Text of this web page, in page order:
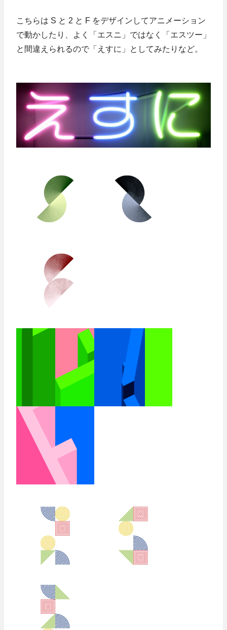
こちらは S と 2 と F をデザインしてアニメーション
で動かしたり、よく「エスニ」ではなく「エスツー」
と間違えられるので「えすに」としてみたりなど。